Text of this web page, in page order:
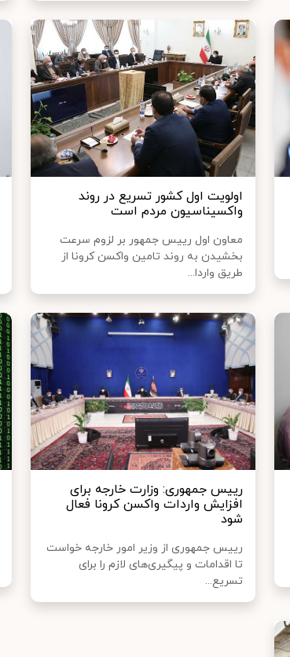
اولویت اول کشور تسریع در روند
واکسیناسیون مردم است
معاون اول رییس جمهور بر لزوم سرعت
بخشیدن به روند تامین واکسن کرونا از
طریق واردا...
رییس جمهوری: وزارت خارجه برای
افزایش واردات واکسن کرونا فعال
شود
رییس جمهوری از وزیر امور خارجه خواست
تا اقدامات و پیگیری‌های لازم را برای
تسریع...